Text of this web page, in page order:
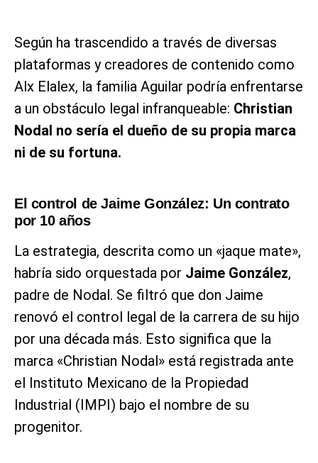
Según ha trascendido a través de diversas
plataformas y creadores de contenido como
Alx Elalex, la familia Aguilar podría enfrentarse
a un obstáculo legal infranqueable: Christian
Nodal no sería el dueño de su propia marca
ni de su fortuna.
El control de Jaime González: Un contrato
por 10 años
La estrategia, descrita como un «jaque mate»,
habría sido orquestada por Jaime González,
padre de Nodal. Se filtró que don Jaime
renovó el control legal de la carrera de su hijo
por una década más. Esto significa que la
marca «Christian Nodal» está registrada ante
el Instituto Mexicano de la Propiedad
Industrial (IMPI) bajo el nombre de su
progenitor.